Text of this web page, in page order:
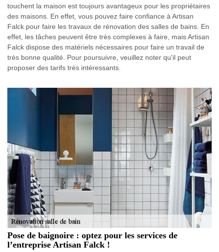
touchent la maison est toujours avantageux pour les propriétaires
des maisons. En effet, vous pouvez faire confiance à Artisan
Falck pour faire les travaux de rénovation des salles de bains. En
effet, les tâches peuvent être très complexes à faire, mais Artisan
Falck dispose des matériels nécessaires pour faire un travail de
très bonne qualité. Pour poursuivre, veuillez noter qu'il peut
proposer des tarifs très intéressants.
Pose de baignoire : optez pour les services de
l’entreprise Artisan Falck !